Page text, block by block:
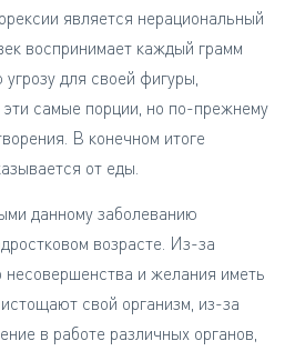
является нерациональный
воспринимает каждый грамм
для своей фигуры,
самые порции, но по-прежнему
В конечном итоге
от еды.
данному заболеванию
возрасте. Из-за
несовершенства и желания иметь
свой организм, из-за
в работе различных органов,